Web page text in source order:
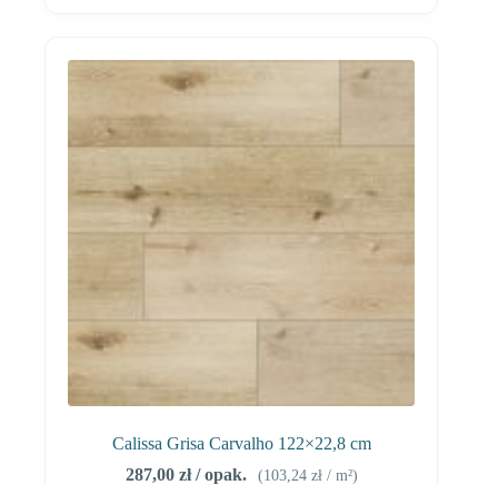
Calissa Grisa Carvalho 122×22,8 cm
287,00 zł/ opak. (103,24 zł/ m²)